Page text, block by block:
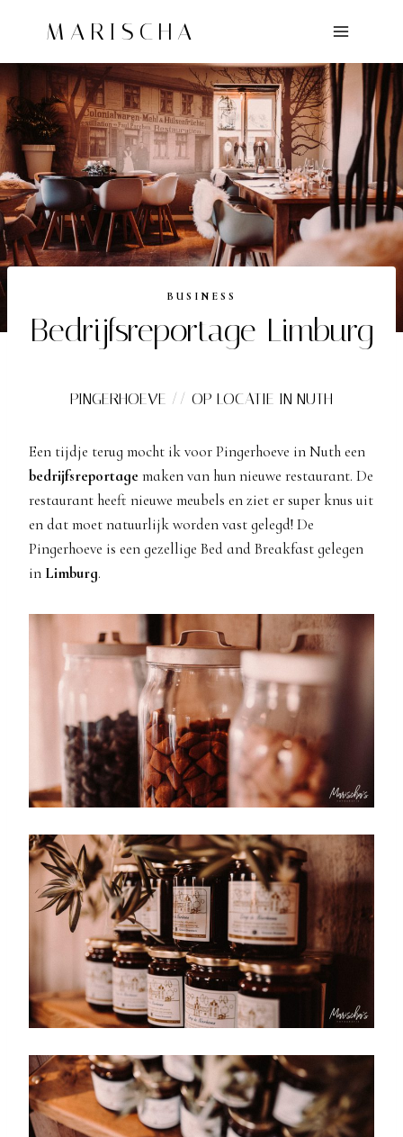
inhoud
MARISCHA
BUSINESS
Bedrijfsreportage Limburg
PINGERHOEVE // OP LOCATIE IN NUTH
Een tijdje terug mocht ik voor Pingerhoeve in Nuth een
bedrijfsreportage maken van hun nieuwe restaurant. De
restaurant heeft nieuwe meubels en ziet er super knus uit
en dat moet natuurlijk worden vast gelegd! De
Pingerhoeve is een gezellige Bed and Breakfast gelegen
in Limburg.